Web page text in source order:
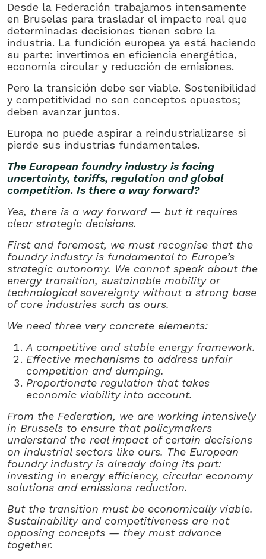
Desde la Federación trabajamos intensamente
en Bruselas para trasladar el impacto real que
determinadas decisiones tienen sobre la
industria. La fundición europea ya está haciendo
su parte: invertimos en eficiencia energética,
economía circular y reducción de emisiones.
Pero la transición debe ser viable. Sostenibilidad
y competitividad no son conceptos opuestos;
deben avanzar juntos.
Europa no puede aspirar a reindustrializarse si
pierde sus industrias fundamentales.
The European foundry industry is facing
uncertainty, tariffs, regulation and global
competition. Is there a way forward?
Yes, there is a way forward — but it requires
clear strategic decisions.
First and foremost, we must recognise that the
foundry industry is fundamental to Europe’s
strategic autonomy. We cannot speak about the
energy transition, sustainable mobility or
technological sovereignty without a strong base
of core industries such as ours.
We need three very concrete elements:
A competitive and stable energy framework.
Effective mechanisms to address unfair
competition and dumping.
Proportionate regulation that takes
economic viability into account.
From the Federation, we are working intensively
in Brussels to ensure that policymakers
understand the real impact of certain decisions
on industrial sectors like ours. The European
foundry industry is already doing its part:
investing in energy efficiency, circular economy
solutions and emissions reduction.
But the transition must be economically viable.
Sustainability and competitiveness are not
opposing concepts — they must advance
together.